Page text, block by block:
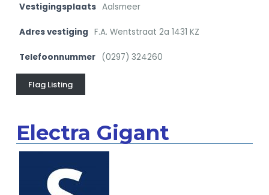
Vestigingsplaats Aalsmeer
Adres vestiging F.A. Wentstraat 2a 1431 KZ
Telefoonnummer (0297) 324260
Flag Listing
Electra Gigant